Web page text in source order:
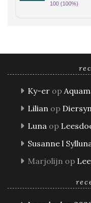
100 (100%)
Ky-er op
Lilian op
Luna op
Susanne l
Marjolijn op